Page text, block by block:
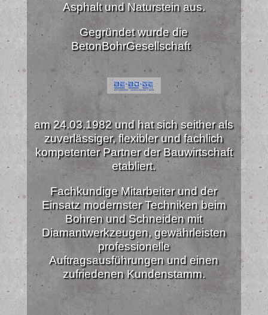
Asphalt und Naturstein aus.
Gegründet wurde die
BetonBohrGesellschaft
am 24.03.1982 und hat sich seither als
zuverlässiger, flexibler und fachlich
kompetenter Partner der Bauwirtschaft
etabliert.
Fachkundige Mitarbeiter und der
Einsatz modernster Techniken beim
Bohren und Schneiden mit
Diamantwerkzeugen, gewährleisten
professionelle
Auftragsausführungen und einen
zufriedenen Kundenstamm.